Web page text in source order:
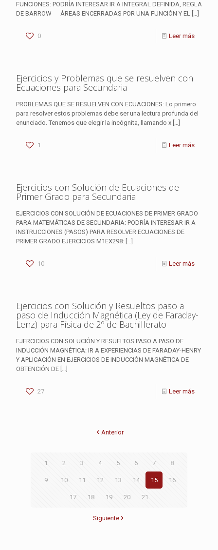
FUNCIONES: PODRÍA INTERESAR IR A INTEGRAL DEFINIDA, REGLA
DE BARROW ÁREAS ENCERRADAS POR UNA FUNCIÓN Y EL […]
0 Leer más
Ejercicios y Problemas que se resuelven con
Ecuaciones para Secundaria
PROBLEMAS QUE SE RESUELVEN CON ECUACIONES: Lo primero
para resolver estos problemas debe ser una lectura profunda del
enunciado. Tenemos que elegir la incógnita, llamando x […]
1 Leer más
Ejercicios con Solución de Ecuaciones de
Primer Grado para Secundaria
EJERCICIOS CON SOLUCIÓN DE ECUACIONES DE PRIMER GRADO
PARA MATEMÁTICAS DE SECUNDARIA: PODRÍA INTERESAR IR A
INSTRUCCIONES (PASOS) PARA RESOLVER ECUACIONES DE
PRIMER GRADO EJERCICIOS M1EX298: […]
10 Leer más
Ejercicios con Solución y Resueltos paso a
paso de Inducción Magnética (Ley de Faraday-
Lenz) para Física de 2º de Bachillerato
EJERCICIOS CON SOLUCIÓN Y RESUELTOS PASO A PASO DE
INDUCCIÓN MAGNÉTICA: IR A EXPERIENCIAS DE FARADAY-HENRY
Y APLICACIÓN EN EJERCICIOS DE INDUCCIÓN MAGNÉTICA DE
OBTENCIÓN DE […]
27 Leer más
Anterior
1 2 3 4 5 6 7 8
9 10 11 12 13 14 15 16
17 18 19 20 21
Siguiente